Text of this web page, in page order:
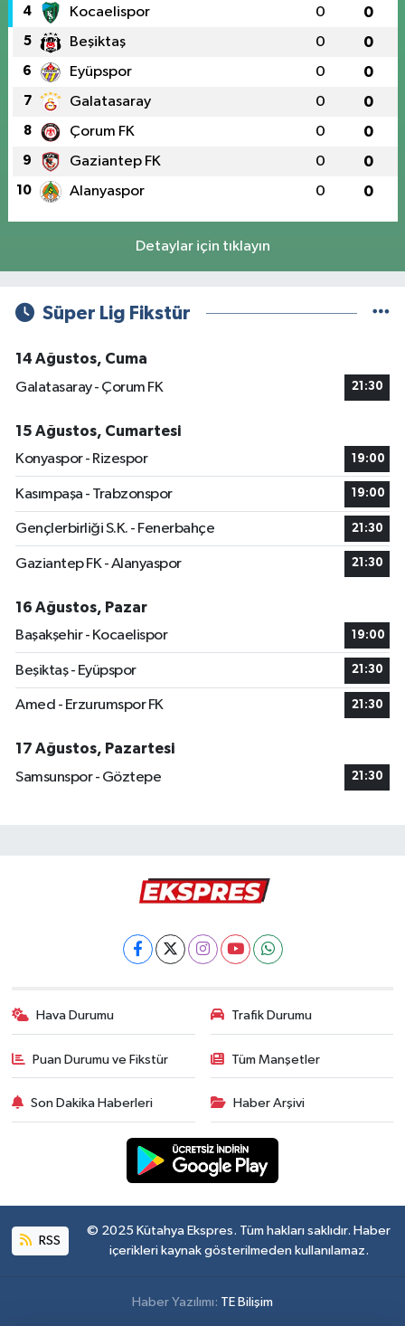
4 Kocaelispor 0 0
5 Beşiktaş 0 0
6 Eyüpspor 0 0
7 Galatasaray 0 0
8 Çorum FK 0 0
9 Gaziantep FK 0 0
10 Alanyaspor 0 0
Detaylar için tıklayın
Süper Lig Fikstür
14 Ağustos, Cuma
Galatasaray - Çorum FK
21:30
15 Ağustos, Cumartesi
Konyaspor - Rizespor
19:00
Kasımpaşa - Trabzonspor 19:00
Gençlerbirliği S.K. - Fenerbahçe 21:30
Gaziantep FK - Alanyaspor 21:30
16 Ağustos, Pazar
Başakşehir - Kocaelispor
19:00
Beşiktaş - Eyüpspor 21:30
Amed - Erzurumspor FK 21:30
17 Ağustos, Pazartesi
Samsunspor - Göztepe
21:30
Hava Durumu Trafik Durumu
Puan Durumu ve Fikstür Tüm Manşetler
Son Dakika Haberleri Haber Arşivi
RSS
© 2025 Kütahya Ekspres. Tüm hakları saklıdır. Haber
içerikleri kaynak gösterilmeden kullanılamaz.
Haber Yazılımı: TE Bilişim